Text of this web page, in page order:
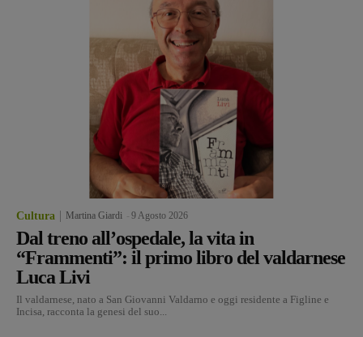
Cultura Martina Giardi 9 Agosto 2026
Dal treno all’ospedale, la vita in
“Frammenti”: il primo libro del valdarnese
Luca Livi
Il valdarnese, nato a San Giovanni Valdarno e oggi residente a Figline e
Incisa, racconta la genesi del suo...